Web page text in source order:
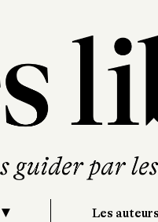
Les auteurs